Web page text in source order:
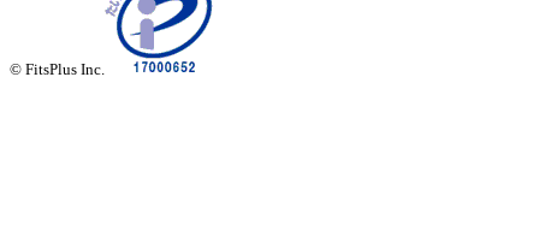
© FitsPlus Inc.